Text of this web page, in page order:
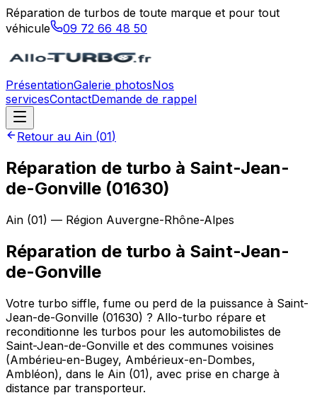
Réparation de turbos de toute marque et pour tout
véhicule
09 72 66 48 50
PrésentationGalerie photosNos
servicesContactDemande de rappel
Retour au Ain (01)
Réparation de turbo à Saint-Jean-
de-Gonville (01630)
Ain (01) — Région Auvergne-Rhône-Alpes
Réparation de turbo à Saint-Jean-
de-Gonville
Votre turbo siffle, fume ou perd de la puissance à Saint-
Jean-de-Gonville (01630) ? Allo-turbo répare et
reconditionne les turbos pour les automobilistes de
Saint-Jean-de-Gonville et des communes voisines
(Ambérieu-en-Bugey, Ambérieux-en-Dombes,
Ambléon), dans le Ain (01), avec prise en charge à
distance par transporteur.